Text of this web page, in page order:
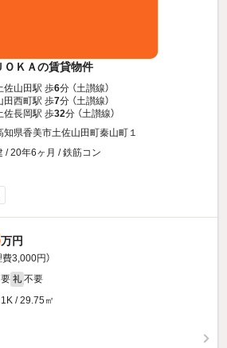
ＯＫＡの賃貸物件
佐山田駅 歩6分 （土讃線）
田西町駅 歩7分 （土讃線）
佐長岡駅 歩32分 （土讃線）
知県香美市土佐山田町秦山町１
/ 20年6ヶ月 / 鉄筋コン
万円
費3,000円）
礼 不要
/ 29.75㎡